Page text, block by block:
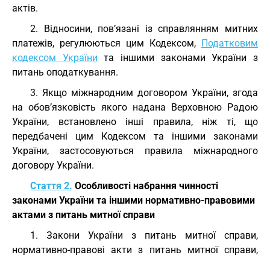
актів.
2. Відносини, пов’язані із справлянням митних
платежів, регулюються цим Кодексом, Податковим
кодексом України та іншими законами України з
питань оподаткування.
3. Якщо міжнародним договором України, згода
на обов’язковість якого надана Верховною Радою
України, встановлено інші правила, ніж ті, що
передбачені цим Кодексом та іншими законами
України, застосовуються правила міжнародного
договору України.
Стаття 2. Особливості набрання чинності
законами України та іншими нормативно-правовими
актами з питань митної справи
1. Закони України з питань митної справи,
нормативно-правові акти з питань митної справи,